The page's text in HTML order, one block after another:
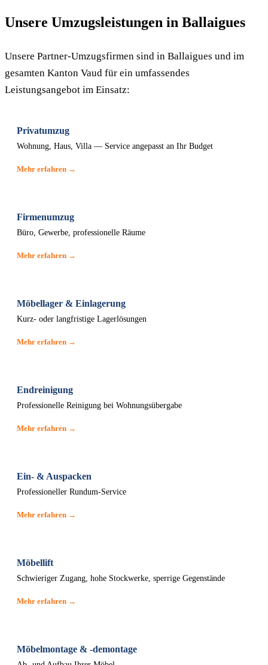
Unsere Umzugsleistungen in Ballaigues
Unsere Partner-Umzugsfirmen sind in Ballaigues und im
gesamten Kanton Vaud für ein umfassendes
Leistungsangebot im Einsatz:
Privatumzug
Wohnung, Haus, Villa — Service angepasst an Ihr Budget
Mehr erfahren →
Firmenumzug
Büro, Gewerbe, professionelle Räume
Mehr erfahren →
Möbellager & Einlagerung
Kurz- oder langfristige Lagerlösungen
Mehr erfahren →
Endreinigung
Professionelle Reinigung bei Wohnungsübergabe
Mehr erfahren →
Ein- & Auspacken
Professioneller Rundum-Service
Mehr erfahren →
Möbellift
Schwieriger Zugang, hohe Stockwerke, sperrige Gegenstände
Mehr erfahren →
Möbelmontage & -demontage